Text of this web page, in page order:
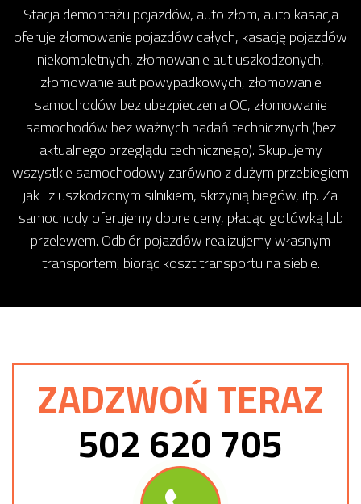
Stacja demontażu pojazdów, auto złom, auto kasacja
oferuje złomowanie pojazdów całych, kasację pojazdów
niekompletnych, złomowanie aut uszkodzonych,
złomowanie aut powypadkowych, złomowanie
samochodów bez ubezpieczenia OC, złomowanie
samochodów bez ważnych badań technicznych (bez
aktualnego przeglądu technicznego). Skupujemy
wszystkie samochodowy zarówno z dużym przebiegiem
jak i z uszkodzonym silnikiem, skrzynią biegów, itp. Za
samochody oferujemy dobre ceny, płacąc gotówką lub
przelewem. Odbiór pojazdów realizujemy własnym
transportem, biorąc koszt transportu na siebie.
ZADZWOŃ TERAZ
502 620 705